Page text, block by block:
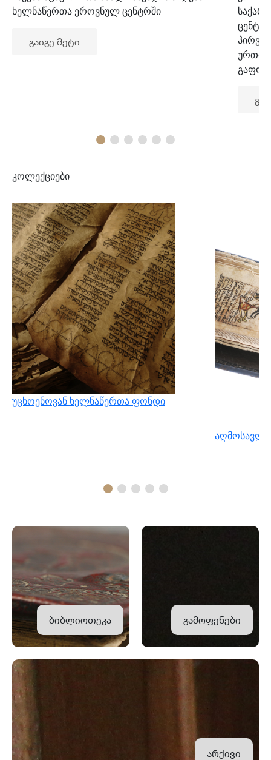
ხელნაწერთა ეროვნულ ცენტრში
გაიგე მეტი
კოლექციები
უცხოენოვან ხელნაწერთა ფონდი
ბიბლიოთეკა გამოფენები
არქივი